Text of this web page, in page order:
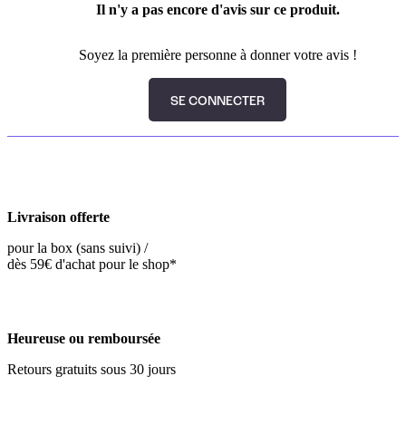
Il n'y a pas encore d'avis sur ce produit.
Soyez la première personne à donner votre avis !
SE CONNECTER
Livraison offerte
pour la box (sans suivi) /
dès 59€ d'achat pour le shop*
Heureuse ou remboursée
Retours gratuits sous 30 jours